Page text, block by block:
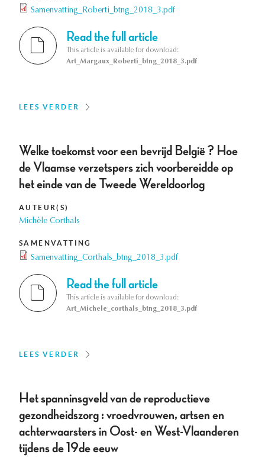
Samenvatting_Roberti_btng_2018_3.pdf
Read the full article
This article is available for download:
Art_Margaux_Roberti_btng_2018_3.pdf
LEES VERDER
Welke toekomst voor een bevrijd België ? Hoe
de Vlaamse verzetspers zich voorbereidde op
het einde van de Tweede Wereldoorlog
AUTEUR(S)
Michèle Corthals
SAMENVATTING
Samenvatting_Corthals_btng_2018_3.pdf
Read the full article
This article is available for download:
Art_Michele_corthals_btng_2018_3.pdf
LEES VERDER
Het spanninsgveld van de reproductieve
gezondheidszorg : vroedvrouwen, artsen en
achterwaarsters in Oost- en West-Vlaanderen
tijdens de 19de eeuw